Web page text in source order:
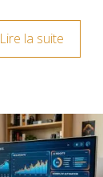
Lire la suite